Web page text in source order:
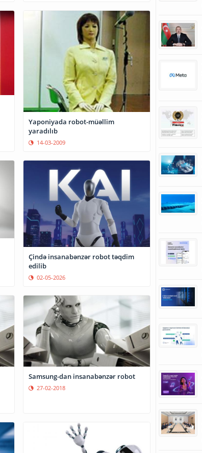
Yaponiyada robot-müəllim
yaradılıb
14-03-2009
Çində insanabənzər robot təqdim
edilib
02-05-2026
Samsung-dan insanabənzər robot
27-02-2018